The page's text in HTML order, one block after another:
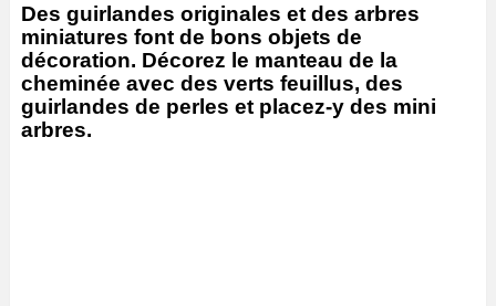
Des guirlandes originales et des arbres
miniatures font de bons objets de
décoration. Décorez le manteau de la
cheminée avec des verts feuillus, des
guirlandes de perles et placez-y des mini
arbres.